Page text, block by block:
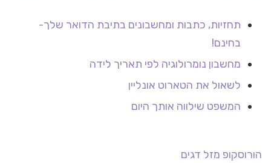
תחזיות, כתבות ומחשבונים בתיבת הדואר שלך-
בחינם!
מחשבון נומרולוגיה לפי תאריך לידה
לשאול את הטארוט אונליין
המשפט שילווה אותך היום
הורוסקופ מזל דגים